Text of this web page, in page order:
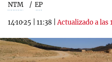
NTM EP
14·10·25 11:38 |Actualizado a las